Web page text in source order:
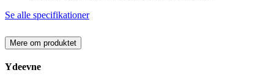
Se alle specifikationer
Mere om produktet
Ydeevne